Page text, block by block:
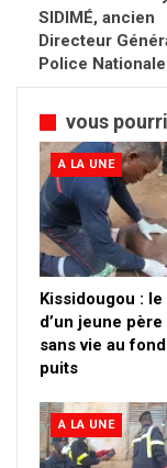
SIDIMÉ, ancien
Directeur
Police Nationale
vous
A LA UNE
Kissidougou : le
d’un jeune
sans vie au fond
puits
A LA UNE